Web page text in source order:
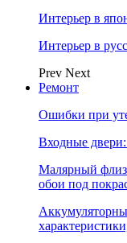
Интерьер в
Интерьер в
Prev Next
Ремонт
Ошибки при
Входные
Малярный
обои под